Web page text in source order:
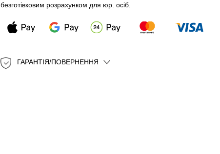
безготівковим розрахунком для юр. осіб.
ГАРАНТІЯ/ПОВЕРНЕННЯ